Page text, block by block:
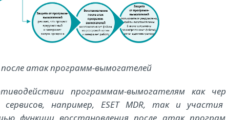
атак программ-вымогателей
программам-вымогателям как
например, ESET MDR, так и
функции восстановления после атак